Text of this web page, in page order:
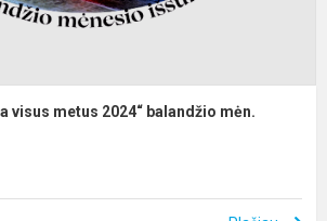
visus metus 2024“ balandžio mėn.